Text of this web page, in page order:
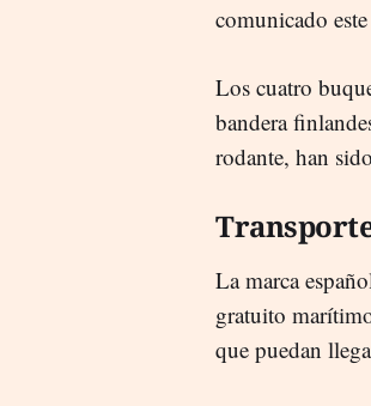
comunicado
Los cuatro
bandera
rodante, han
La marca
gratuito
que puedan